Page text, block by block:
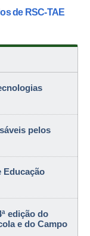
de RSC-TAE
pelos
Educação
edição do
e do Campo